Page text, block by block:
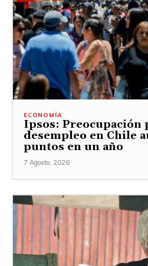
ECONOMÍA
Ipsos: Preocupación
desempleo en Chile
puntos en un año
7 Agosto, 2026